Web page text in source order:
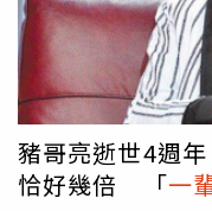
豬哥亮逝世4週
恰好幾倍 「一